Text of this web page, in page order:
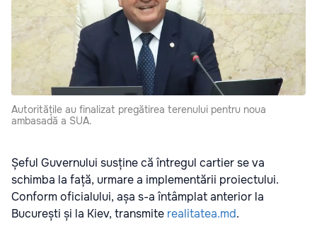
Autoritățile au finalizat pregătirea terenului pentru noua
ambasadă a SUA.
Șeful Guvernului susține că întregul cartier se va
schimba la față, urmare a implementării proiectului.
Conform oficialului, așa s-a întâmplat anterior la
București și la Kiev, transmite realitatea.md.